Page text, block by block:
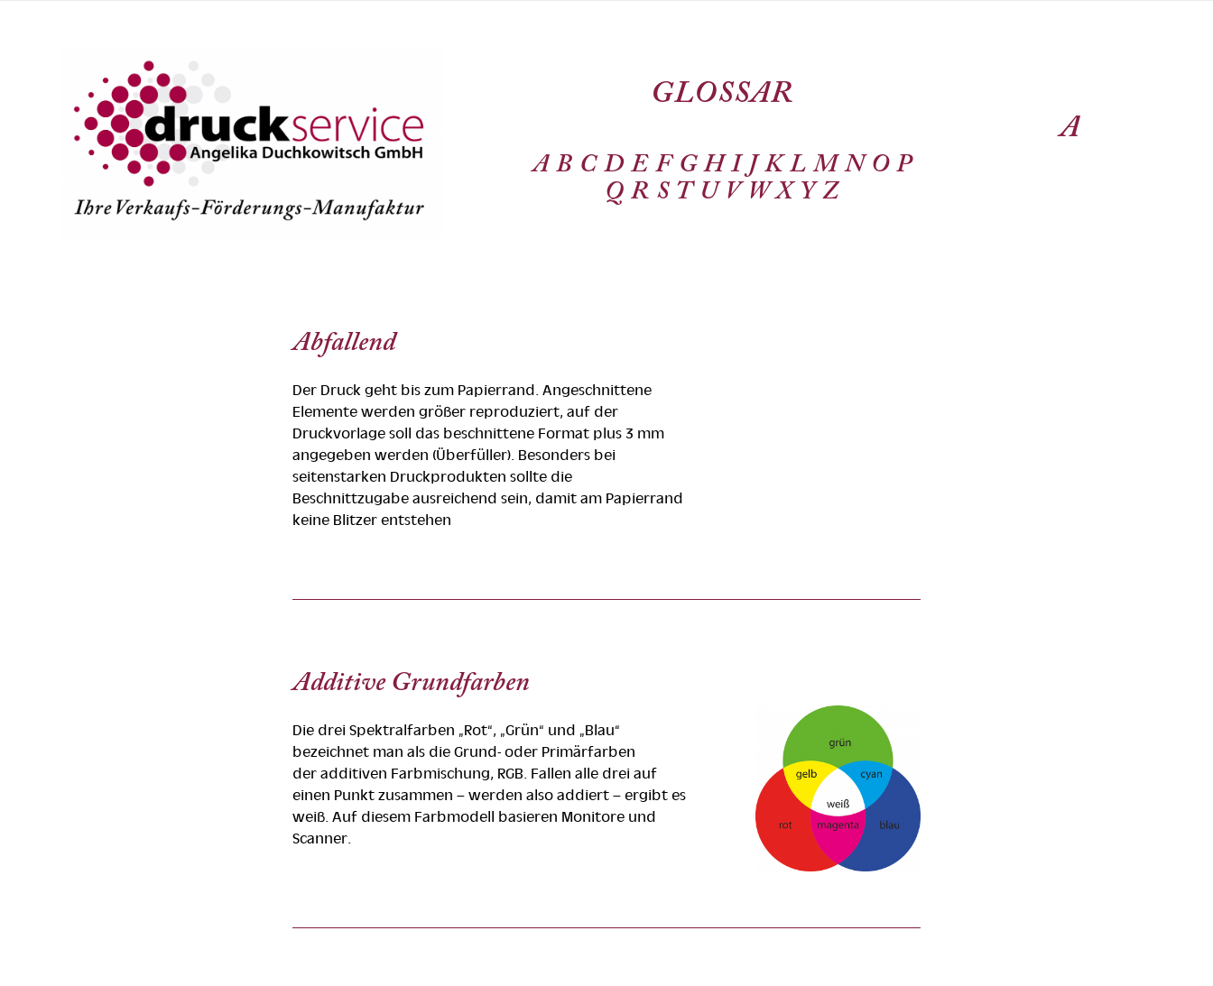
GLOSSAR
A B C D E F G H I J K L M N O P
Q R S T U V W X Y Z
A
Abfallend
Der Druck geht bis zum Papierrand. Angeschnittene
Elemente werden größer reproduziert, auf der
Druckvorlage soll das beschnittene Format plus 3 mm
angegeben werden (Überfüller). Besonders bei
seitenstarken Druckprodukten sollte die
Beschnittzugabe ausreichend sein, damit am Papierrand
keine Blitzer entstehen
Additive Grundfarben
Die drei Spektralfarben „Rot“, „Grün“ und „Blau“
bezeichnet man als die Grund- oder Primärfarben
der additiven Farbmischung, RGB. Fallen alle drei auf
einen Punkt zusammen – werden also addiert – ergibt es
weiß. Auf diesem Farbmodell basieren Monitore und
Scanner.